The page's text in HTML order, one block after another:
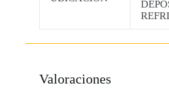
Valoraciones